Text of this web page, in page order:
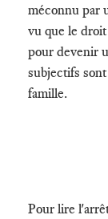
méconnu par
vu que le
pour devenir
subjectifs
famille.
Pour lire